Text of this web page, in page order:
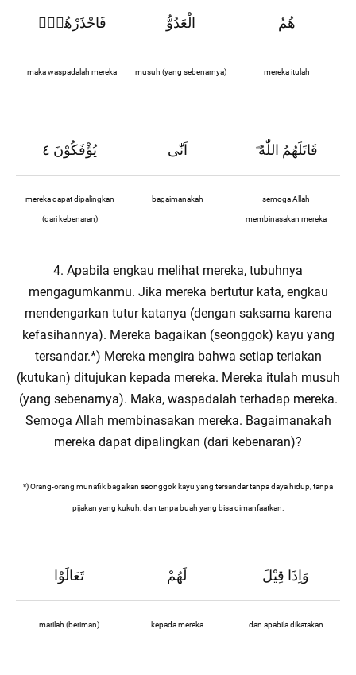
فَاحْذَرْهُمْۗ الْعَدُوُّ هُمُ
maka waspadalah mereka musuh (yang sebenarnya) mereka itulah
يُؤْفَكُوْنَ ٤ اَنّٰى ۖقَاتَلَهُمُ اللّٰهُ
mereka dapat dipalingkan
(dari kebenaran)
bagaimanakah semoga Allah
membinasakan mereka
4. Apabila engkau melihat mereka, tubuhnya
mengagumkanmu. Jika mereka bertutur kata, engkau
mendengarkan tutur katanya (dengan saksama karena
kefasihannya). Mereka bagaikan (seonggok) kayu yang
tersandar.*) Mereka mengira bahwa setiap teriakan
(kutukan) ditujukan kepada mereka. Mereka itulah musuh
(yang sebenarnya). Maka, waspadalah terhadap mereka.
Semoga Allah membinasakan mereka. Bagaimanakah
mereka dapat dipalingkan (dari kebenaran)?
*) Orang-orang munafik bagaikan seonggok kayu yang tersandar tanpa daya hidup, tanpa
pijakan yang kukuh, dan tanpa buah yang bisa dimanfaatkan.
تَعَالَوْا لَهُمْ وَاِذَا قِيْلَ
marilah (beriman) kepada mereka dan apabila dikatakan